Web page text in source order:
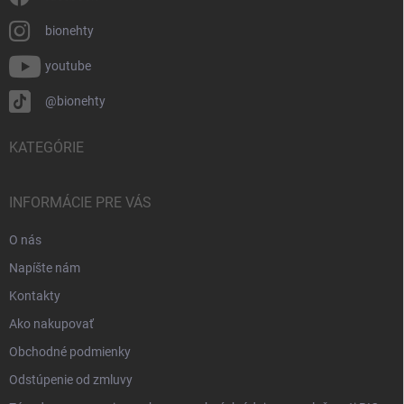
bionehty
youtube
@bionehty
KATEGÓRIE
INFORMÁCIE PRE VÁS
O nás
Napíšte nám
Kontakty
Ako nakupovať
Obchodné podmienky
Odstúpenie od zmluvy